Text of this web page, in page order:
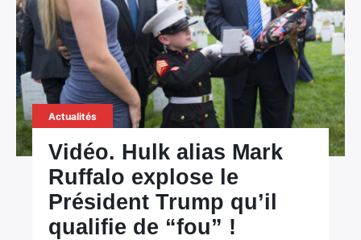
Actualités
Vidéo. Hulk alias Mark
Ruffalo explose le
Président Trump qu’il
qualifie de “fou” !